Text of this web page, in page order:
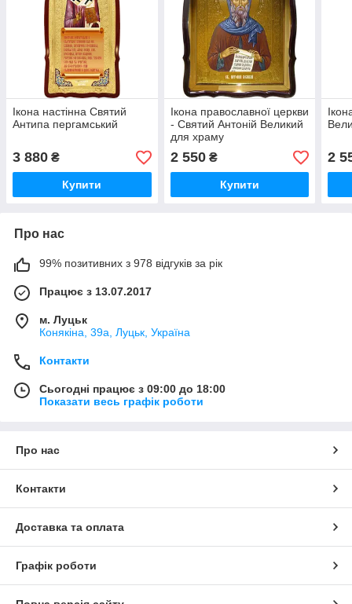
Ікона настінна Святий
Антипа пергамський
3 880 ₴
Купити
Ікона православної церкви
- Святий Антоній Великий
для храму
2 550₴
Купити
2
Про нас
99% позитивних з 978 відгуків за рік
Працює з 13.07.2017
м. Луцьк
Конякіна, 39а, Луцьк, Україна
Контакти
Сьогодні працює з 09:00 до 18:00
Показати весь графік роботи
Про нас
Контакти
Доставка та оплата
Графік роботи